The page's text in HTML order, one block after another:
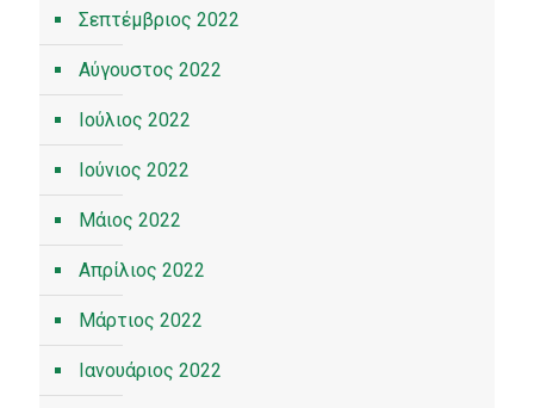
Σεπτέμβριος 2022
Αύγουστος 2022
Ιούλιος 2022
Ιούνιος 2022
Μάιος 2022
Απρίλιος 2022
Μάρτιος 2022
Ιανουάριος 2022